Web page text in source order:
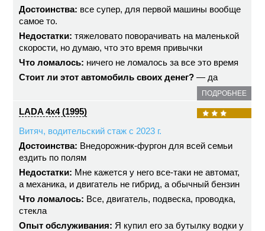
Достоинства: все супер, для первой машины вообще
самое то.
Недостатки: тяжеловато поворачивать на маленькой
скорости, но думаю, что это время привычки
Что ломалось: ничего не ломалось за все это время
Стоит ли этот автомобиль своих денег? — да
ПОДРОБНЕЕ
LADA 4x4 (1995)
Витяч, водительский стаж с 2023 г.
Достоинства: Внедорожник-фургон для всей семьи
ездить по полям
Недостатки: Мне кажется у него все-таки не автомат,
а механика, и двигатель не гибрид, а обычный бензин
Что ломалось: Все, двигатель, подвеска, проводка,
стекла
Опыт обслуживания: Я купил его за бутылку водки у